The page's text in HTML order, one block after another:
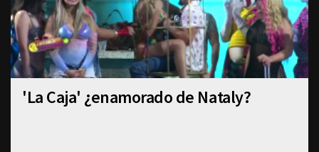
'La Caja' ¿enamorado de Nataly?